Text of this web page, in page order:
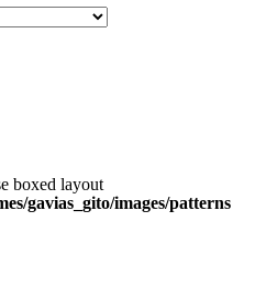
boxed layout
gavias_gito/images/patterns